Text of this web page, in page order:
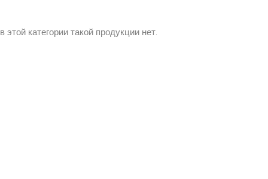
в этой категории такой продукции нет.